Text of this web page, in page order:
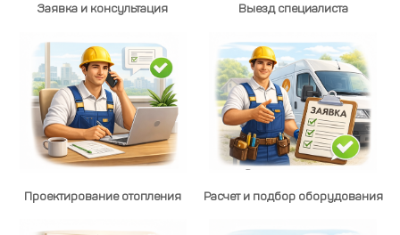
Заявка и консультация Выезд специалиста
Проектирование отопления Расчет и подбор оборудования